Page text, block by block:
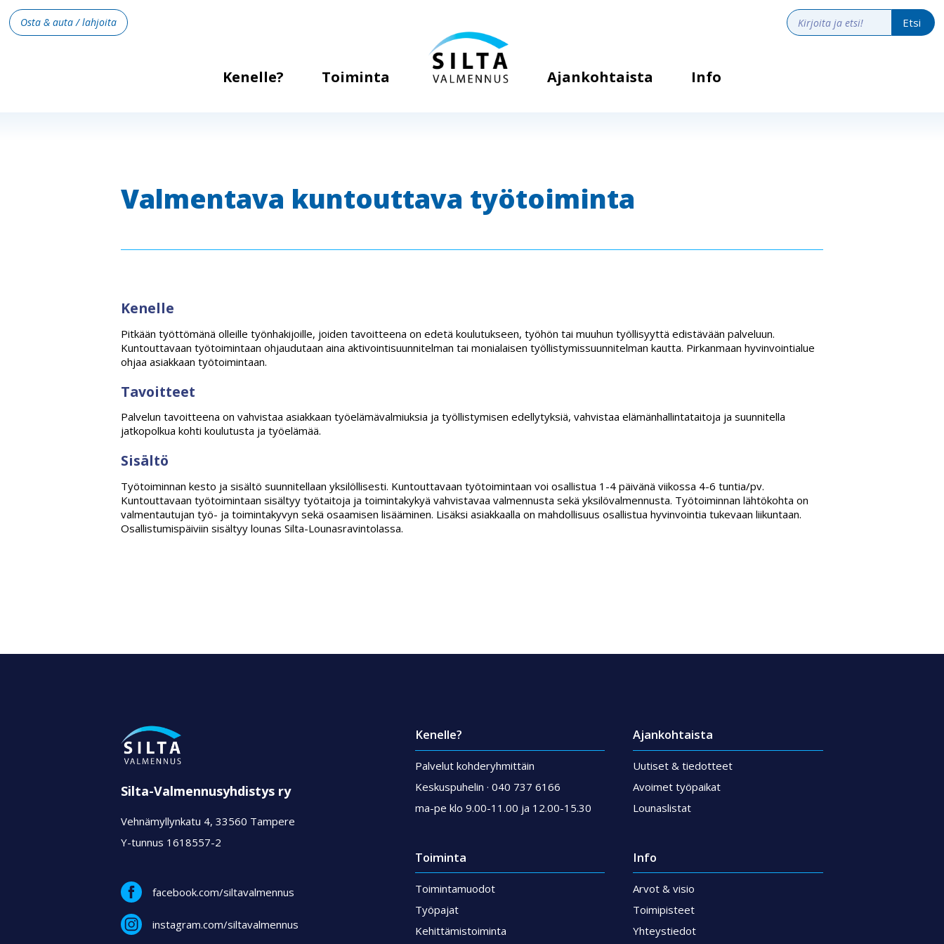
Kenelle? Toiminta Ajankohtaista Info
Osta & auta / lahjoita
Valmentava kuntouttava työtoiminta
Kenelle
Pitkään työttömänä olleille työnhakijoille, joiden tavoitteena on edetä koulutukseen, työhön tai muuhun työllisyyttä edistävään palveluun.
Kuntouttavaan työtoimintaan ohjaudutaan aina aktivointisuunnitelman tai monialaisen työllistymissuunnitelman kautta. Pirkanmaan hyvinvointialue
ohjaa asiakkaan työtoimintaan.
Tavoitteet
Palvelun tavoitteena on vahvistaa asiakkaan työelämävalmiuksia ja työllistymisen edellytyksiä, vahvistaa elämänhallintataitoja ja suunnitella
jatkopolkua kohti koulutusta ja työelämää.
Sisältö
Työtoiminnan kesto ja sisältö suunnitellaan yksilöllisesti. Kuntouttavaan työtoimintaan voi osallistua 1-4 päivänä viikossa 4-6 tuntia/pv.
Kuntouttavaan työtoimintaan sisältyy työtaitoja ja toimintakykyä vahvistavaa valmennusta sekä yksilövalmennusta. Työtoiminnan lähtökohta on
valmentautujan työ- ja toimintakyvyn sekä osaamisen lisääminen. Lisäksi asiakkaalla on mahdollisuus osallistua hyvinvointia tukevaan liikuntaan.
Osallistumispäiviin sisältyy lounas Silta-Lounasravintolassa.
Silta-Valmennusyhdistys ry
Vehnämyllynkatu 4, 33560 Tampere
Y-tunnus 1618557-2
facebook.com/siltavalmennus
instagram.com/siltavalmennus
Kenelle?
Palvelut kohderyhmittäin
Keskuspuhelin · 040 737 6166
ma-pe klo 9.00-11.00 ja 12.00-15.30
Toiminta
Toimintamuodot
Työpajat
Kehittämistoiminta
Ajankohtaista
Uutiset & tiedotteet
Avoimet työpaikat
Lounaslistat
Info
Arvot & visio
Toimipisteet
Yhteystiedot